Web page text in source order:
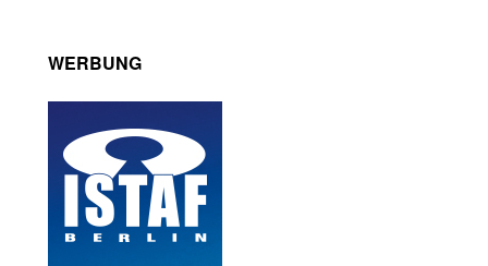
WERBUNG